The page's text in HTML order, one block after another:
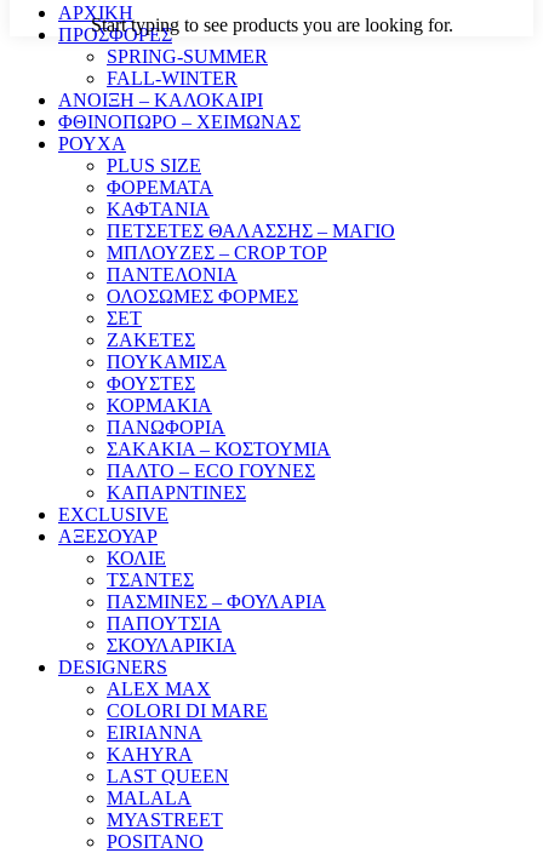
Start typing to see products you are looking for.
ΑΡΧΙΚΗ
ΠΡΟΣΦΟΡΕΣ
SPRING-SUMMER
FALL-WINTER
ΑΝΟΙΞΗ – ΚΑΛΟΚΑΙΡΙ
ΦΘΙΝΟΠΩΡΟ – ΧΕΙΜΩΝΑΣ
ΡΟΥΧΑ
PLUS SIZE
ΦΟΡΕΜΑΤΑ
ΚΑΦΤΑΝΙΑ
ΠΕΤΣΕΤΕΣ ΘΑΛΑΣΣΗΣ – ΜΑΓΙΟ
ΜΠΛΟΥΖΕΣ – CROP TOP
ΠΑΝΤΕΛΟΝΙΑ
ΟΛΟΣΩΜΕΣ ΦΟΡΜΕΣ
ΣΕΤ
ΖΑΚΕΤΕΣ
ΠΟΥΚΑΜΙΣΑ
ΦΟΥΣΤΕΣ
ΚΟΡΜΑΚΙΑ
ΠΑΝΩΦΟΡΙΑ
ΣΑΚΑΚΙΑ – ΚΟΣΤΟΥΜΙΑ
ΠΑΛΤΟ – ECO ΓΟΥΝΕΣ
ΚΑΠΑΡΝΤΙΝΕΣ
EXCLUSIVE
ΑΞΕΣΟΥΑΡ
ΚΟΛΙΕ
ΤΣΑΝΤΕΣ
ΠΑΣΜΙΝΕΣ – ΦΟΥΛΑΡΙΑ
ΠΑΠΟΥΤΣΙΑ
ΣΚΟΥΛΑΡΙΚΙΑ
DESIGNERS
ALEX MAX
COLORI DI MARE
EIRIANNA
KAHYRA
LAST QUEEN
MALALA
MYASTREET
POSITANO